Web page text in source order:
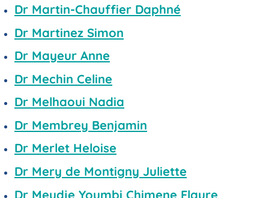
Dr Martin-Chauffier Daphné
Dr Martinez Simon
Dr Mayeur Anne
Dr Mechin Celine
Dr Melhaoui Nadia
Dr Membrey Benjamin
Dr Merlet Heloise
Dr Mery de Montigny Juliette
Dr Meudje Youmbi Chimene Flaure